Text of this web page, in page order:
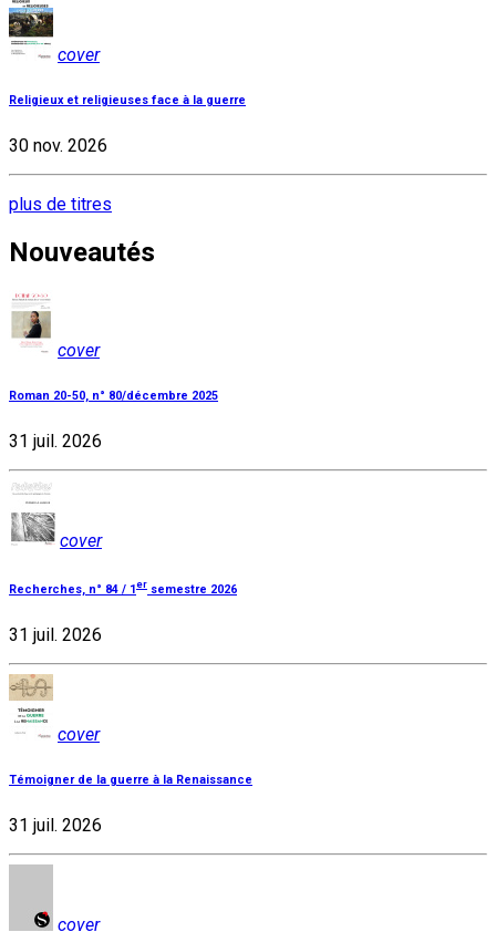
cover
Religieux et religieuses face à la guerre
30 nov. 2026
plus de titres
Nouveautés
cover
Roman 20-50, n° 80/décembre 2025
31 juil. 2026
cover
Recherches, n° 84 / 1er semestre 2026
31 juil. 2026
cover
Témoigner de la guerre à la Renaissance
31 juil. 2026
cover